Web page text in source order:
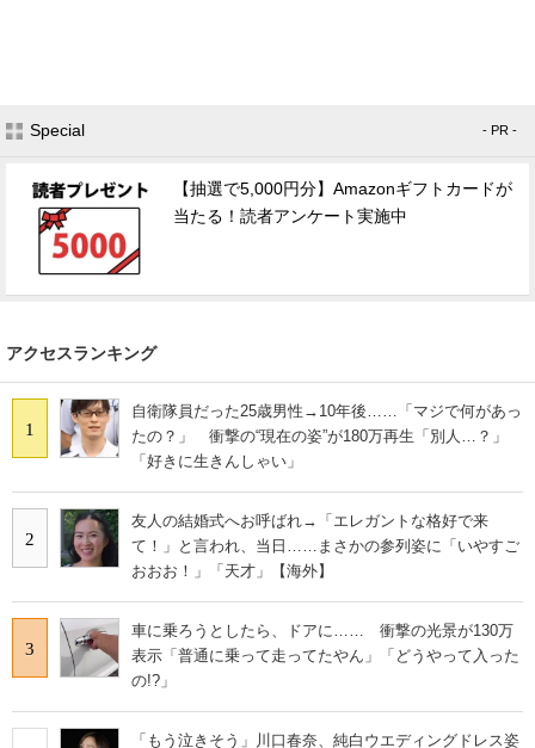
Special - PR -
【抽選で5,000円分】Amazonギフトカードが
当たる！読者アンケート実施中
アクセスランキング
1
自衛隊員だった25歳男性→10年後……「マジで何があっ
たの？」 衝撃の“現在の姿”が180万再生「別人…？」
「好きに生きんしゃい」
2
友人の結婚式へお呼ばれ→「エレガントな格好で来
て！」と言われ、当日……まさかの参列姿に「いやすご
おおお！」「天才」【海外】
3
車に乗ろうとしたら、ドアに…… 衝撃の光景が130万
表示「普通に乗って走ってたやん」「どうやって入った
の!?」
「もう泣きそう」川口春奈、純白ウエディングドレス姿